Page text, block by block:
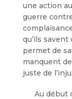
une action
guerre
qu’ils savent
permet de
manquent
juste de
Au début